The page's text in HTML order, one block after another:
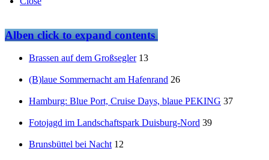
Albenclick to expand contents
Brassen auf dem Großsegler 13
(B)laue Sommernacht am Hafenrand 26
Hamburg: Blue Port, Cruise Days, blaue PEKING 37
Fotojagd im Landschaftspark Duisburg-Nord 39
Brunsbüttel bei Nacht 12